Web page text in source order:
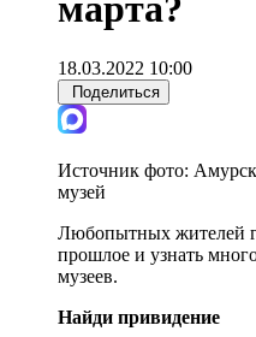
марта?
18.03.2022 10:00
Поделиться
Источник фото:
музей
Любопытных жителей
прошлое и узнать
музеев.
Найди привидение